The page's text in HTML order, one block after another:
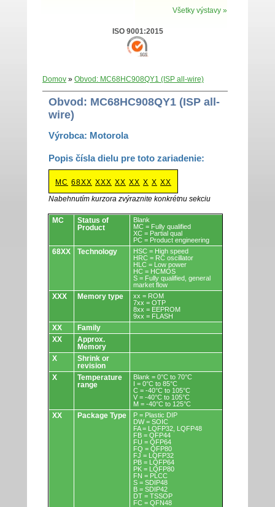
Všetky výstavy »
ISO 9001:2015
Domov » Obvod: MC68HC908QY1 (ISP all-wire)
Obvod: MC68HC908QY1 (ISP all-
wire)
Výrobca: Motorola
Popis čísla dielu pre toto zariadenie:
MC 68XX XXX XX XX X X XX
Nabehnutím kurzora zvýraznite konkrétnu sekciu
Obvody.
MC
Status of
Product
Blank
MC = Fully qualified
XC = Partial qual
PC = Product engineering
68XX Technology
HSC = High speed
HRC = RC oscillator
HLC = Low power
HC = HCMOS
S = Fully qualified, general
market flow
XXX Memory type
xx = ROM
7xx = OTP
8xx = EEPROM
9xx = FLASH
XX
Family
XX
Approx.
Memory
X
Shrink or
revision
X
Temperature
range
Blank = 0°C to 70°C
I = 0°C to 85°C
C = -40°C to 105°C
V = -40°C to 105°C
M = -40°C to 125°C
XX Package Type
P = Plastic DIP
DW = SOIC
FA = LQFP32, LQFP48
FB = QFP44
FU = QFP64
FQ = QFP80
FJ = LQFP32
PB = LQFP64
PK = LQFP80
FN = PLCC
S = SDIP48
B = SDIP42
DT = TSSOP
FC = QFN48